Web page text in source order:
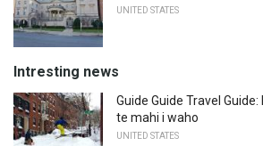
UNITED STATES
Intresting news
Guide Guide Travel
te mahi i waho
UNITED STATES